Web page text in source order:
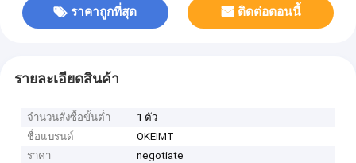
ราคาถูกที่สุด ติดต่อตอนนี้
รายละเอียดสินค้า
จำนวนสั่งซื้อขั้นต่ำ
1 ตัว
ชื่อแบรนด์
OKEIMT
ราคา
negotiate